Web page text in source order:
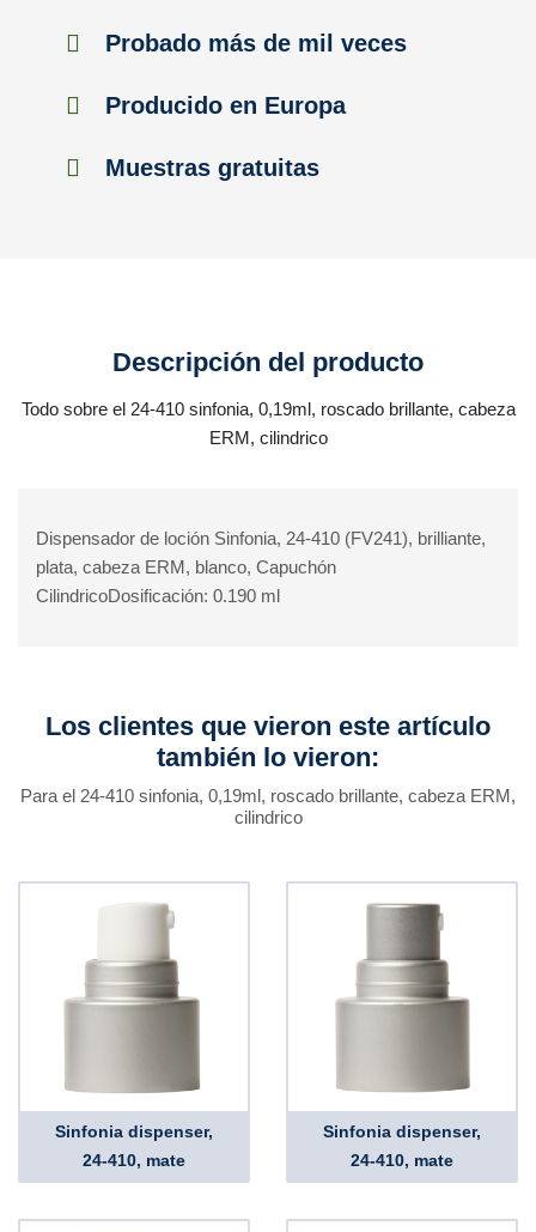
Probado más de mil veces
Producido en Europa
Muestras gratuitas
Descripción del producto
Todo sobre el 24-410 sinfonia, 0,19ml, roscado brillante, cabeza
ERM, cilindrico
Dispensador de loción Sinfonia, 24-410 (FV241), brilliante,
plata, cabeza ERM, blanco, Capuchón
CilindricoDosificación: 0.190 ml
Los clientes que vieron este artículo
también lo vieron:
Para el 24-410 sinfonia, 0,19ml, roscado brillante, cabeza ERM,
cilindrico
Sinfonia dispenser,
24-410, mate
Sinfonia dispenser,
24-410, mate